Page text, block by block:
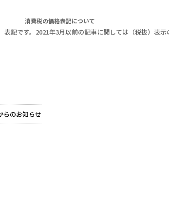
消費税の価格表記について
記です。2021年3月以前の記事に関しては（税抜）表示
らのお知らせ